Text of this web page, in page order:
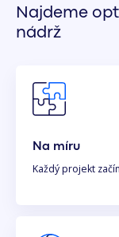
Najdeme
nádrž
Na míru
Každý projekt